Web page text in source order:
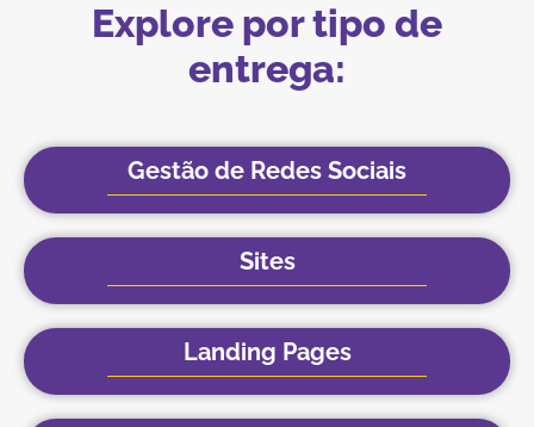
Explore por tipo de
entrega:
Gestão de Redes Sociais
Sites
Landing Pages